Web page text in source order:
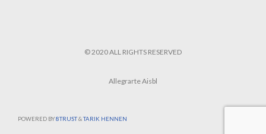
© 2020 ALL RIGHTS RESERVED
Allegrarte Aisbl
POWERED BY8TRUST&TARIK HENNEN